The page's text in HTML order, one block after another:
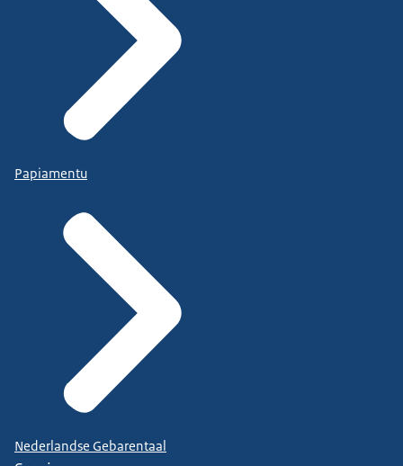
Papiamentu
Nederlandse Gebarentaal